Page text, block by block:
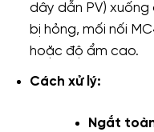
dây dẫn PV)
bị hỏng, mối nối
hoặc độ ẩm cao.
Cách xử lý:
Ngắt